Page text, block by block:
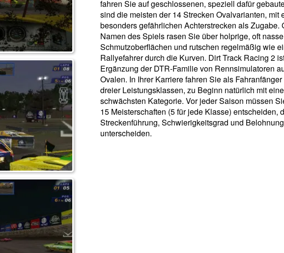
fahren Sie auf geschlossenen, speziell dafür
sind die meisten der 14 Strecken Ovalvarianten, mit
besonders gefährlichen Achterstrecken als Zugabe.
Namen des Spiels rasen Sie über holprige, oft nasse
Schmutzoberflächen und rutschen regelmäßig wie
Rallyefahrer durch die Kurven. Dirt Track Racing 2
Ergänzung der DTR-Familie von Rennsimulatoren
Ovalen. In Ihrer Karriere fahren Sie als
dreier Leistungsklassen, zu Beginn natürlich mit
schwächsten Kategorie. Vor jeder Saison müssen
15 Meisterschaften (5 für jede Klasse) entscheiden,
Streckenführung, Schwierigkeitsgrad und
unterscheiden.